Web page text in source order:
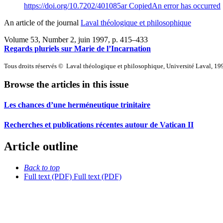
https://doi.org/10.7202/401085arCopiedAn error has occurred
An article of the journal Laval théologique et philosophique
Volume 53, Number 2, juin 1997, p. 415–433
Regards pluriels sur Marie de l’Incarnation
Tous droits réservés © Laval théologique et philosophique, Université Laval,
Browse the articles in this issue
Les chances d’une herméneutique trinitaire
Recherches et publications récentes autour de Vatican II
Article outline
Back to top
Full text (PDF) Full text (PDF)